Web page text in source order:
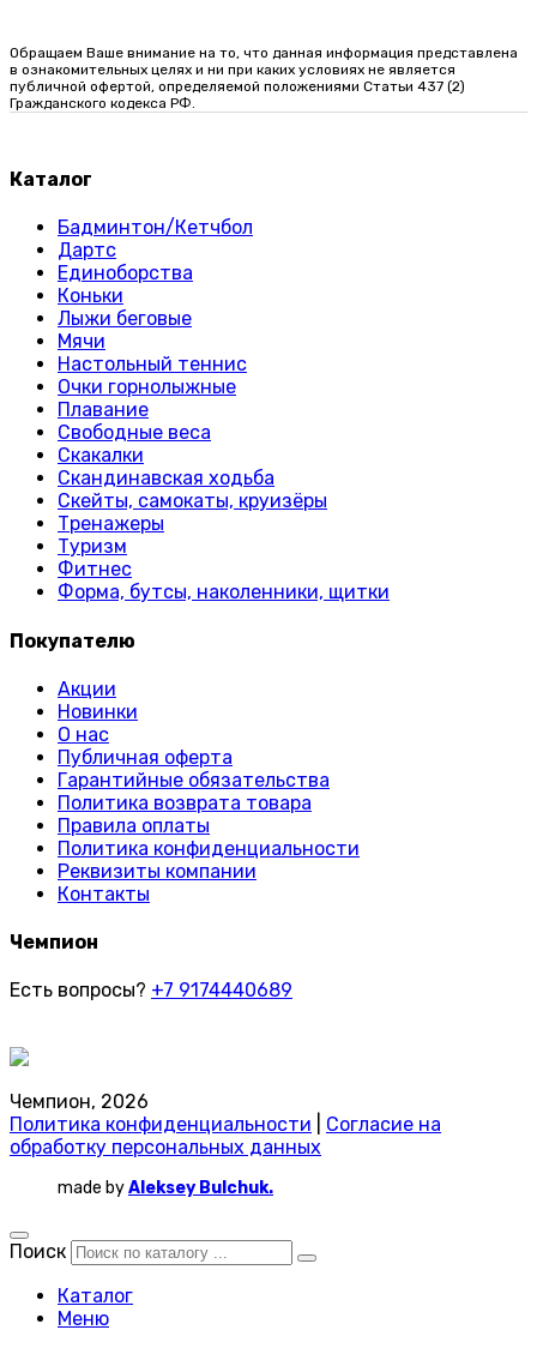
Обращаем Ваше внимание на то, что данная информация представлена
в ознакомительных целях и ни при каких условиях не является
публичной офертой, определяемой положениями Статьи 437 (2)
Гражданского кодекса РФ.
Каталог
Бадминтон/Кетчбол
Дартс
Единоборства
Коньки
Лыжи беговые
Мячи
Настольный теннис
Очки горнолыжные
Плавание
Свободные веса
Скакалки
Скандинавская ходьба
Скейты, самокаты, круизёры
Тренажеры
Туризм
Фитнес
Форма, бутсы, наколенники, щитки
Покупателю
Акции
Новинки
О нас
Публичная оферта
Гарантийные обязательства
Политика возврата товара
Правила оплаты
Политика конфиденциальности
Реквизиты компании
Контакты
Чемпион
Есть вопросы? +7 9174440689
Чемпион, 2026
Политика конфиденциальности
Согласие на
обработку персональных данных
made byAleksey Bulchuk.
Поиск
Каталог
Меню